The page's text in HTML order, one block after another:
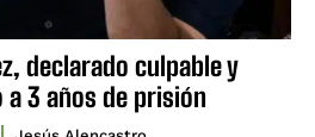
declarado culpable y
a 3 años de prisión